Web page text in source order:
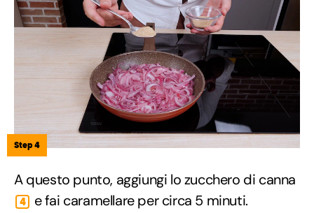
Step 4
A questo punto, aggiungi lo zucchero di canna
4 e fai caramellare per circa 5 minuti.